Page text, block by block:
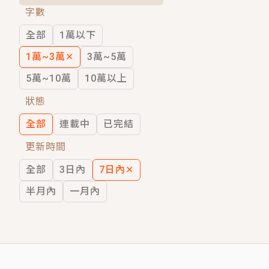
穿越｜《穿越遠古後成了野人娘子》你
字數
全部
1萬以下
1萬~3萬 ✕
3萬~5萬
5萬~10萬
10萬以上
狀態
全部
連載中
已完結
更新時間
全部
3日內 7日內 ✕
半月內
一月內